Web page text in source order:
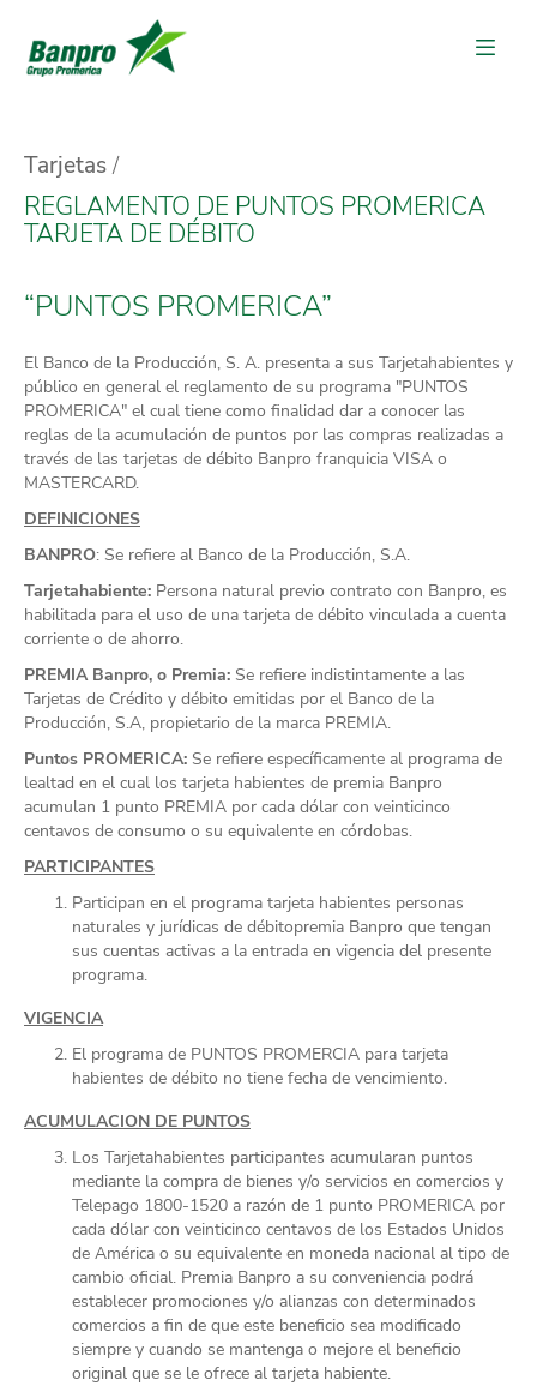
Tarjetas
REGLAMENTO DE PUNTOS PROMERICA
TARJETA DE DÉBITO
“PUNTOS PROMERICA”
El Banco de la Producción, S. A. presenta a sus Tarjetahabientes y
público en general el reglamento de su programa "PUNTOS
PROMERICA" el cual tiene como finalidad dar a conocer las
reglas de la acumulación de puntos por las compras realizadas a
través de las tarjetas de débito Banpro franquicia VISA o
MASTERCARD.
DEFINICIONES
BANPRO: Se refiere al Banco de la Producción, S.A.
Tarjetahabiente: Persona natural previo contrato con Banpro, es
habilitada para el uso de una tarjeta de débito vinculada a cuenta
corriente o de ahorro.
PREMIA Banpro, o Premia: Se refiere indistintamente a las
Tarjetas de Crédito y débito emitidas por el Banco de la
Producción, S.A, propietario de la marca PREMIA.
Puntos PROMERICA: Se refiere específicamente al programa de
lealtad en el cual los tarjeta habientes de premia Banpro
acumulan 1 punto PREMIA por cada dólar con veinticinco
centavos de consumo o su equivalente en córdobas.
PARTICIPANTES
Participan en el programa tarjeta habientes personas
naturales y jurídicas de débitopremia Banpro que tengan
sus cuentas activas a la entrada en vigencia del presente
programa.
VIGENCIA
El programa de PUNTOS PROMERCIA para tarjeta
habientes de débito no tiene fecha de vencimiento.
ACUMULACION DE PUNTOS
Los Tarjetahabientes participantes acumularan puntos
mediante la compra de bienes y/o servicios en comercios y
Telepago 1800-1520 a razón de 1 punto PROMERICA por
cada dólar con veinticinco centavos de los Estados Unidos
de América o su equivalente en moneda nacional al tipo de
cambio oficial. Premia Banpro a su conveniencia podrá
establecer promociones y/o alianzas con determinados
comercios a fin de que este beneficio sea modificado
siempre y cuando se mantenga o mejore el beneficio
original que se le ofrece al tarjeta habiente.